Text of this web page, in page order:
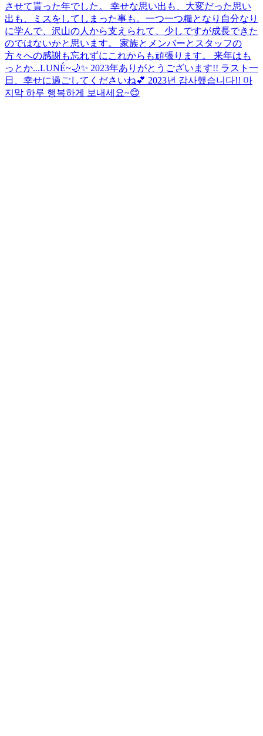
させて貰った年でした。 幸せな思い出も、大変だった思い
出も、ミスをしてしまった事も。一つ一つ糧となり自分なり
に学んで、沢山の人から支えられて、少しですが成長できた
のではないかと思います。 家族とメンバーとスタッフの
方々への感謝も忘れずにこれからも頑張ります。 来年はも
っとか...LUNÉ~🌙✨️ 2023年ありがとうございます!! ラスト一
日、幸せに過ごしてくださいね💕︎ 2023년 감사했습니다!! 마
지막 하루 행복하게 보내세요~😊